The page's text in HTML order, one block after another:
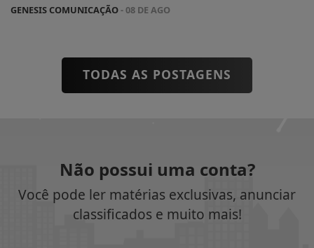
GENESIS COMUNICAÇÃO- 08 DE AGO
TODAS AS POSTAGENS
Não possui uma conta?
Você pode ler matérias exclusivas, anunciar
classificados e muito mais!